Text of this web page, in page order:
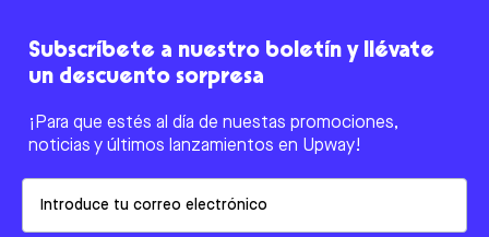
Subscríbete a nuestro boletín y llévate
un descuento sorpresa
¡Para que estés al día de nuestas promociones,
noticias y últimos lanzamientos en Upway!